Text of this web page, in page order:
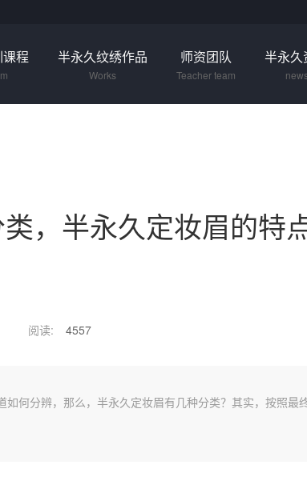
程 半永久纹绣作品
Works
师资团队
Teacher team
半永久
，半永久定妆眉的特
阅读: 4557
何分辨，那么，半永久定妆眉有几种分类？其实，按照最